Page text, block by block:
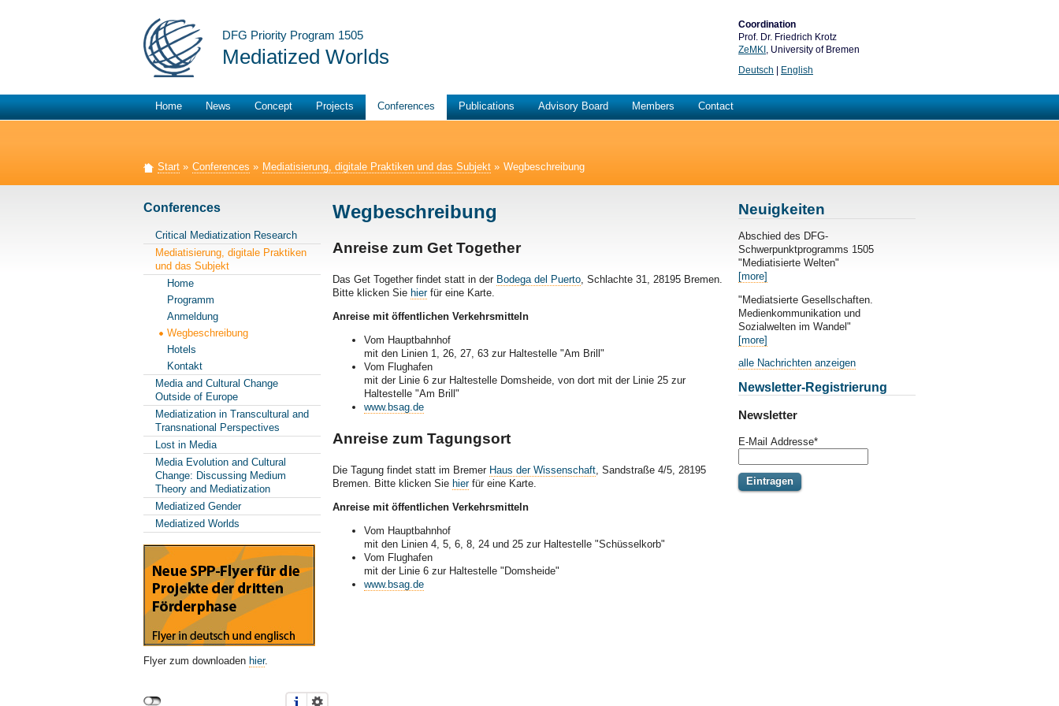
DFG Priority Program 1505
Mediatized Worlds
Coordination
Prof. Dr. Friedrich Krotz
ZeMKI , University of Bremen
Deutsch
English
Home News Concept Projects Conferences Publications Advisory Board Members Contact
Start » Conferences » Mediatisierung, digitale Praktiken und das Subjekt » Wegbeschreibung
Conferences
Critical Mediatization Research
Mediatisierung, digitale Praktiken
und das Subjekt
Home
Programm
Anmeldung
Wegbeschreibung
Hotels
Kontakt
Media and Cultural Change
Outside of Europe
Mediatization in Transcultural and
Transnational Perspectives
Lost in Media
Media Evolution and Cultural
Change: Discussing Medium
Theory and Mediatization
Mediatized Gender
Mediatized Worlds
Flyer zum downloaden hier.
Wegbeschreibung
Anreise zum Get Together
Das Get Together findet statt in der Bodega del Puerto, Schlachte 31, 28195 Bremen.
Bitte klicken Sie hierfür eine Karte.
Anreise mit öffentlichen Verkehrsmitteln
Vom Hauptbahnhof
mit den Linien 1, 26, 27, 63 zur Haltestelle "Am Brill"
Vom Flughafen
mit der Linie 6 zur Haltestelle Domsheide, von dort mit der Linie 25 zur
Haltestelle "Am Brill"
www.bsag.de
Anreise zum Tagungsort
Die Tagung findet statt im Bremer Haus der Wissenschaft, Sandstraße 4/5, 28195
Bremen. Bitte klicken Sie hierfür eine Karte.
Anreise mit öffentlichen Verkehrsmitteln
Vom Hauptbahnhof
mit den Linien 4, 5, 6, 8, 24 und 25 zur Haltestelle "Schüsselkorb"
Vom Flughafen
mit der Linie 6 zur Haltestelle "Domsheide"
www.bsag.de
Neuigkeiten
Abschied des DFG-
Schwerpunktprogramms 1505
"Mediatisierte Welten"
[more]
"Mediatsierte Gesellschaften.
Medienkommunikation und
Sozialwelten im Wandel"
[more]
alle Nachrichten anzeigen
Newsletter-Registrierung
Newsletter
E-Mail Addresse*